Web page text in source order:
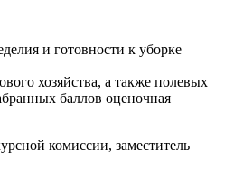
и готовности к уборке
хозяйства, а также полевых
баллов оценочная
комиссии, заместитель